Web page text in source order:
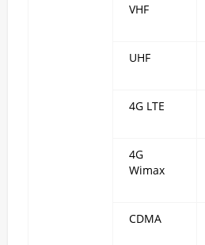
VHF
UHF
4G LTE
4G
Wimax
CDMA